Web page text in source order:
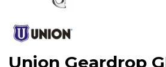
Union Geardrop